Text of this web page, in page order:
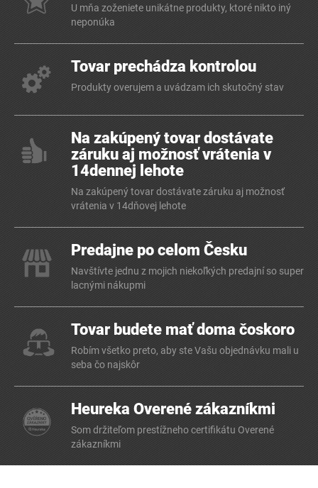
U mňa zoženiete unikátne produkty, ktoré nikto iný
neponúka
Tovar prechádza kontrolou
Produkty overujem a uvádzam ich skutočný stav
Na zakúpený tovar dostávate
záruku aj možnosť vrátenia v
14dennej lehote
Na zakúpený tovar dostávate záruku aj možnosť
vrátenia v 14dňovej lehote
Predajne po celom Česku
Navštívte jednu z mojich niekoľkých predajní so super
lacnými nákupmi
Tovar budete mať doma čoskoro
Robím všetko preto, aby ste Vašu objednávku mali u
seba čo najskôr
Heureka Overené zákazníkmi
Som držiteľom prestížneho certifikátu Overené
zákazníkmi